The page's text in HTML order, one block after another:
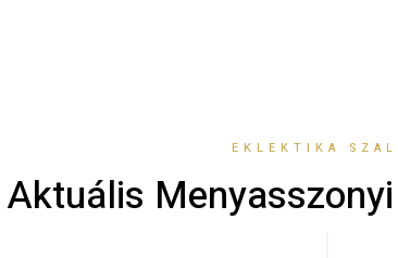
EKLEKTIKA
Aktuális